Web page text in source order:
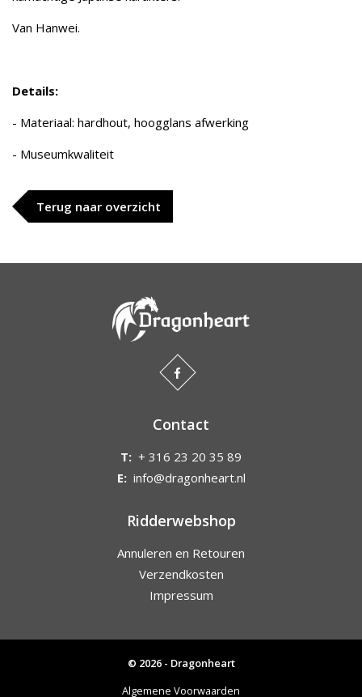
Van Hanwei.
Details:
- Materiaal: hardhout, hoogglans afwerking
- Museumkwaliteit
Terug naar overzicht
Contact
T: + 316 23 20 35 89
E: info@dragonheart.nl
Ridderwebshop
Annuleren en Retouren
Verzendkosten
Impressum
© 2026 - Dragonheart
Algemene Voorwaarden